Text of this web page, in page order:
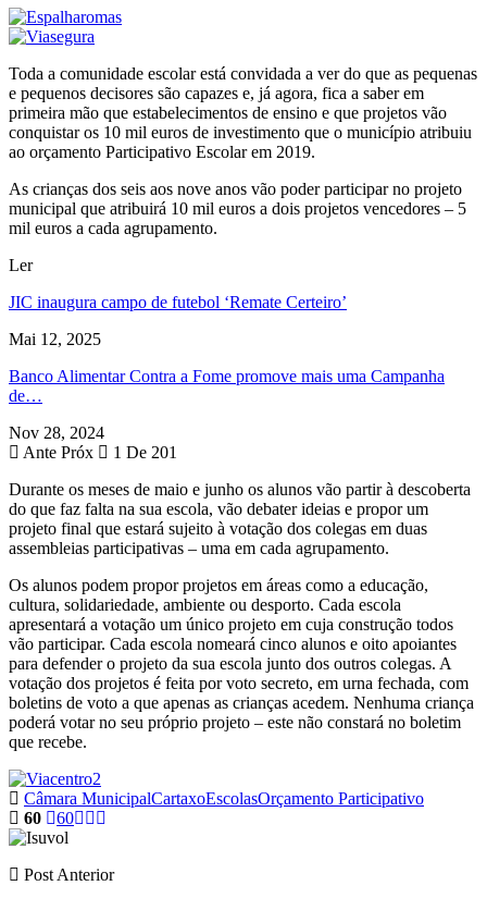
Toda a comunidade escolar está convidada a ver do que as pequenas
e pequenos decisores são capazes e, já agora, fica a saber em
primeira mão que estabelecimentos de ensino e que projetos vão
conquistar os 10 mil euros de investimento que o município atribuiu
ao orçamento Participativo Escolar em 2019.
As crianças dos seis aos nove anos vão poder participar no projeto
municipal que atribuirá 10 mil euros a dois projetos vencedores – 5
mil euros a cada agrupamento.
Ler
JIC inaugura campo de futebol ‘Remate Certeiro’
Mai 12, 2025
Banco Alimentar Contra a Fome promove mais uma Campanha
de…
Nov 28, 2024
Ante Próx
1 De 201
Durante os meses de maio e junho os alunos vão partir à descoberta
do que faz falta na sua escola, vão debater ideias e propor um
projeto final que estará sujeito à votação dos colegas em duas
assembleias participativas – uma em cada agrupamento.
Os alunos podem propor projetos em áreas como a educação,
cultura, solidariedade, ambiente ou desporto. Cada escola
apresentará a votação um único projeto em cuja construção todos
vão participar. Cada escola nomeará cinco alunos e oito apoiantes
para defender o projeto da sua escola junto dos outros colegas. A
votação dos projetos é feita por voto secreto, em urna fechada, com
boletins de voto a que apenas as crianças acedem. Nenhuma criança
poderá votar no seu próprio projeto – este não constará no boletim
que recebe.
Câmara MunicipalCartaxoEscolasOrçamento Participativo
60
60
Post Anterior